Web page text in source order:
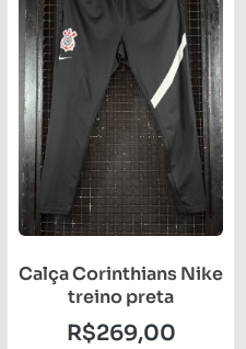
Calça Corinthians Nike
treino preta
R$269,00